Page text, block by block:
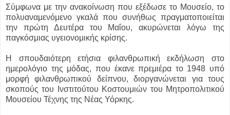
Σύμφωνα με την ανακοίνωση που εξέδωσε το Μουσείο, το
πολυαναμενόμενο γκαλά που συνήθως πραγματοποιείται
την πρώτη Δευτέρα του Μαΐου, ακυρώνεται λόγω της
παγκόσμιας υγειονομικής κρίσης.
Η σπουδαιότερη ετήσια φιλανθρωπική εκδήλωση στο
ημερολόγιο της μόδας, που έκανε πρεμιέρα το 1948 υπό
μορφή φιλανθρωπικού δείπνου, διοργανώνεται για τους
σκοπούς του Ινστιτούτου Κοστουμιών του Μητροπολιτικού
Μουσείου Τέχνης της Νέας Υόρκης.